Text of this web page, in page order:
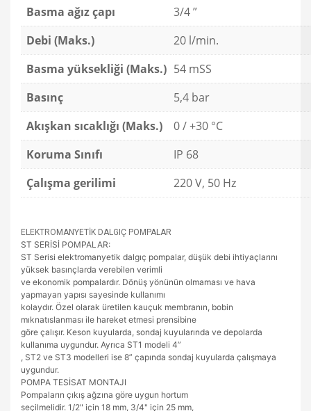
Basma ağız çapı
3/4 ”
Debi (Maks.)
20 l/min.
Basma yüksekliği (Maks.) 54 mSS
Basınç
5,4 bar
Akışkan sıcaklığı (Maks.)
0 / +30 °C
Koruma Sınıfı
IP 68
Çalışma gerilimi
220 V, 50 Hz
ELEKTROMANYETİK DALGIÇ POMPALAR
ST SERİSİ POMPALAR:
ST Serisi elektromanyetik dalgıç pompalar, düşük debi ihtiyaçlarını
yüksek basınçlarda verebilen verimli
ve ekonomik pompalardır. Dönüş yönünün olmaması ve hava
yapmayan yapısı sayesinde kullanımı
kolaydır. Özel olarak üretilen kauçuk membranın, bobin
mıknatıslanması ile hareket etmesi prensibine
göre çalışır. Keson kuyularda, sondaj kuyularında ve depolarda
kullanıma uygundur. Ayrıca ST1 modeli 4”
, ST2 ve ST3 modelleri ise 8” çapında sondaj kuyularda çalışmaya
uygundur.
POMPA TESİSAT MONTAJI
Pompaların çıkış ağzına göre uygun hortum
seçilmelidir. 1/2" için 18 mm, 3/4" için 25 mm,